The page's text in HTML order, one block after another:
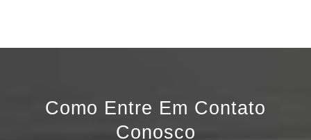
Como Entre Em Contato
Conosco